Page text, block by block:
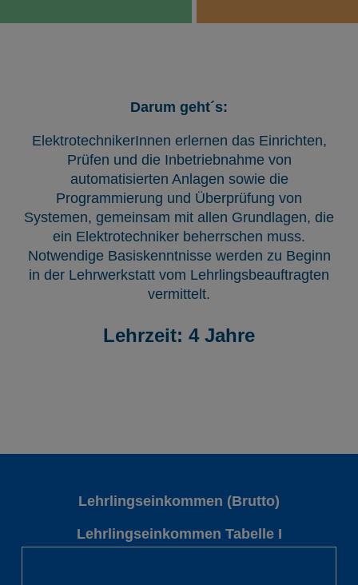
Darum geht´s:
ElektrotechnikerInnen erlernen das Einrichten,
Prüfen und die Inbetriebnahme von
automatisierten Anlagen sowie die
Programmierung und Überprüfung von
Systemen, gemeinsam mit allen Grundlagen, die
ein Elektrotechniker beherrschen muss.
Notwendige Basiskenntnisse werden zu Beginn
in der Lehrwerkstatt vom Lehrlingsbeauftragten
vermittelt.
Lehrzeit: 4 Jahre
Lehrlingseinkommen (Brutto)
Lehrlingseinkommen Tabelle I